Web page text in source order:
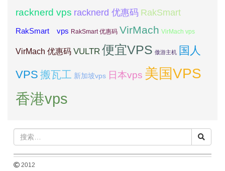
racknerd vps racknerd 优惠码 RakSmart
RakSmart vps RakSmart 优惠码 VirMach VirMach vps
VirMach 优惠码 VULTR 便宜VPS 傲游主机 国人
VPS 搬瓦工 新加坡vps 日本vps 美国VPS
香港vps
2012